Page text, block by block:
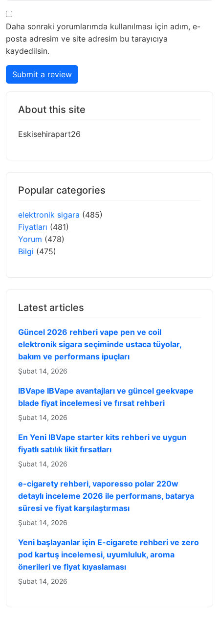
Daha sonraki yorumlarımda kullanılması için adım, e-
posta adresim ve site adresim bu tarayıcıya
kaydedilsin.
Submit a review
About this site
Eskisehirapart26
Popular categories
elektronik sigara (485)
Fiyatları (481)
Yorum (478)
Bilgi (475)
Latest articles
Güncel 2026 rehberi vape pen ve coil
elektronik sigara seçiminde ustaca tüyolar,
bakım ve performans ipuçları
Şubat 14, 2026
IBVape IBVape avantajları ve güncel geekvape
blade fiyat incelemesi ve fırsat rehberi
Şubat 14, 2026
En Yeni IBVape starter kits rehberi ve uygun
fiyatlı satılık likit fırsatları
Şubat 14, 2026
e-cigarety rehberi, vaporesso polar 220w
detaylı inceleme 2026 ile performans, batarya
süresi ve fiyat karşılaştırması
Şubat 14, 2026
Yeni başlayanlar için E-cigarete rehberi ve zero
pod kartuş incelemesi, uyumluluk, aroma
önerileri ve fiyat kıyaslaması
Şubat 14, 2026